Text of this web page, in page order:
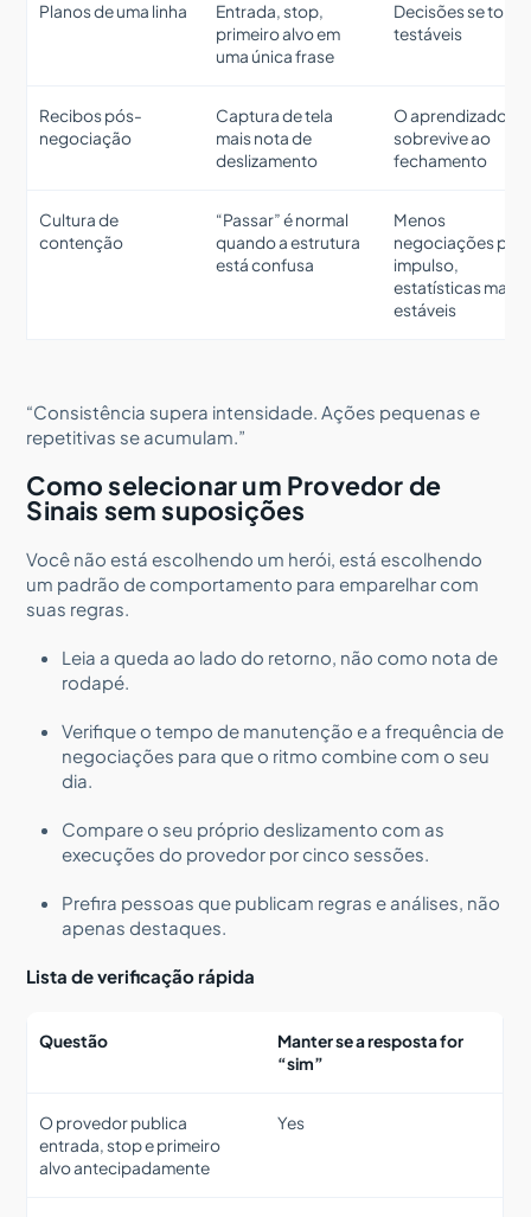
Planos de uma linha
Entrada, stop,
primeiro alvo em
uma única frase
Decisões se
testáveis
Recibos pós-
negociação
Captura de tela
mais nota de
deslizamento
O aprendizado
sobrevive ao
fechamento
Cultura de
contenção
“Passar” é normal
quando a estrutura
está confusa
Menos
negociações por
impulso,
estatísticas mais
estáveis
“Consistência supera intensidade. Ações pequenas e
repetitivas se acumulam.”
Como selecionar um Provedor de
Sinais sem suposições
Você não está escolhendo um herói, está escolhendo
um padrão de comportamento para emparelhar com
suas regras.
Leia a queda ao lado do retorno, não como nota de
rodapé.
Verifique o tempo de manutenção e a frequência de
negociações para que o ritmo combine com o seu
dia.
Compare o seu próprio deslizamento com as
execuções do provedor por cinco sessões.
Prefira pessoas que publicam regras e análises, não
apenas destaques.
Lista de verificação rápida
Questão
Manter se a resposta for
“sim”
O provedor publica
entrada, stop e primeiro
alvo antecipadamente
Yes